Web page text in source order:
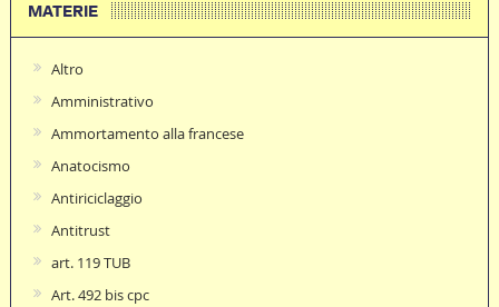
MATERIE
Altro
Amministrativo
Ammortamento alla francese
Anatocismo
Antiriciclaggio
Antitrust
art. 119 TUB
Art. 492 bis cpc